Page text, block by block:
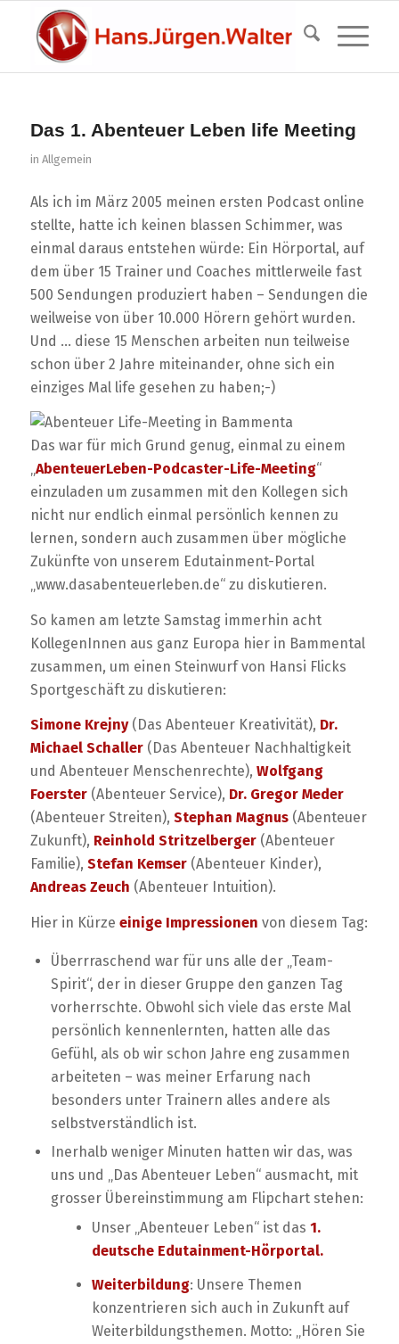
Das 1. Abenteuer Leben life Meeting
in Allgemein
Als ich im März 2005 meinen ersten Podcast online
stellte, hatte ich keinen blassen Schimmer, was
einmal daraus entstehen würde: Ein Hörportal, auf
dem über 15 Trainer und Coaches mittlerweile fast
500 Sendungen produziert haben – Sendungen die
weilweise von über 10.000 Hörern gehört wurden.
Und … diese 15 Menschen arbeiten nun teilweise
schon über 2 Jahre miteinander, ohne sich ein
einziges Mal life gesehen zu haben;-)
Das war für mich Grund genug, einmal zu einem
„AbenteuerLeben-Podcaster-Life-Meeting“
einzuladen um zusammen mit den Kollegen sich
nicht nur endlich einmal persönlich kennen zu
lernen, sondern auch zusammen über mögliche
Zukünfte von unserem Edutainment-Portal
„www.dasabenteuerleben.de“ zu diskutieren.
So kamen am letzte Samstag immerhin acht
KollegenInnen aus ganz Europa hier in Bammental
zusammen, um einen Steinwurf von Hansi Flicks
Sportgeschäft zu diskutieren:
Simone Krejny(Das Abenteuer Kreativität), Dr.
Michael Schaller(Das Abenteuer Nachhaltigkeit
und Abenteuer Menschenrechte), Wolfgang
Foerster(Abenteuer Service), Dr. Gregor Meder
(Abenteuer Streiten), Stephan Magnus(Abenteuer
Zukunft), Reinhold Stritzelberger (Abenteuer
Familie), Stefan Kemser(Abenteuer Kinder),
Andreas Zeuch (Abenteuer Intuition).
Hier in Kürze einige Impressionen von diesem Tag:
Überrraschend war für uns alle der „Team-
Spirit“, der in dieser Gruppe den ganzen Tag
vorherrschte. Obwohl sich viele das erste Mal
persönlich kennenlernten, hatten alle das
Gefühl, als ob wir schon Jahre eng zusammen
arbeiteten – was meiner Erfarung nach
besonders unter Trainern alles andere als
selbstverständlich ist.
Inerhalb weniger Minuten hatten wir das, was
uns und „Das Abenteuer Leben“ ausmacht, mit
grosser Übereinstimmung am Flipchart stehen:
Unser „Abenteuer Leben“ ist das 1.
deutsche Edutainment-Hörportal.
Weiterbildung: Unsere Themen
konzentrieren sich auch in Zukunft auf
Weiterbildungsthemen. Motto: „Hören Sie